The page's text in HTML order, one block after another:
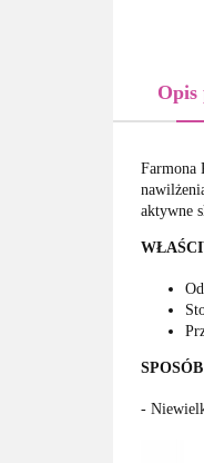
Farmona
aktywne
-